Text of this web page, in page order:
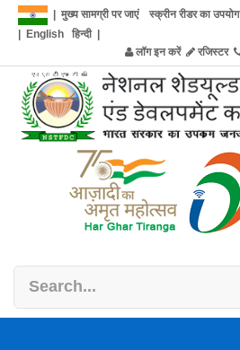
मुख्य सामग्री पर जाएं स्क्रीन रीडर का उपयोग
English हिन्दी|
लॉग इन करें
रजिस्टर